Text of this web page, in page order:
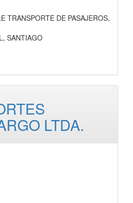
TRANSPORTE DE PASAJEROS,
SANTIAGO
LTDA.